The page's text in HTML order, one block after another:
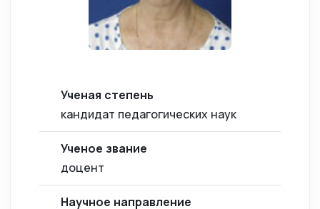
Ученая степень
кандидат педагогических наук
Ученое звание
доцент
Научное направление